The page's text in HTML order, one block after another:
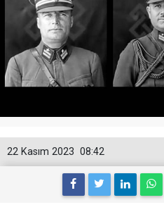
08:42
22 Kasım 2023